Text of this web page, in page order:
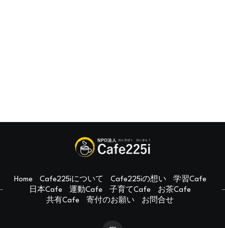
Home Cafe225iについて Cafe225iの想い
学習Cafe
日本Cafe
運動Cafe 子育てCafe
お茶Cafe
共有Cafe
寄付のお願い お問合せ